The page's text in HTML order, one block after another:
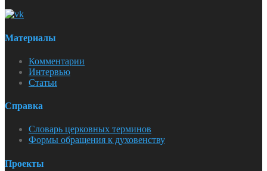
Материалы
Комментарии
Интервью
Статьи
Справка
Словарь церковных терминов
Формы обращения к духовенству
Проекты